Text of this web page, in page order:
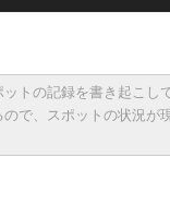
トの記録を書き起こし
で、スポットの状況が